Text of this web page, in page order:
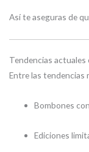
Así te aseguras de
Tendencias actuales
Entre las tendencias
Bombones
Ediciones